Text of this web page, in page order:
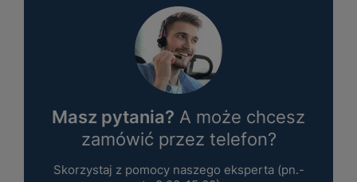
Masz pytania? A może chcesz
zamówić przez telefon?
Skorzystaj z pomocy naszego eksperta (pn.-